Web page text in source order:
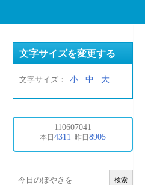
文字サイズを変更する
文字サイズ： 小 中 大
検索